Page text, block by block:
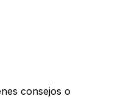
consejos o